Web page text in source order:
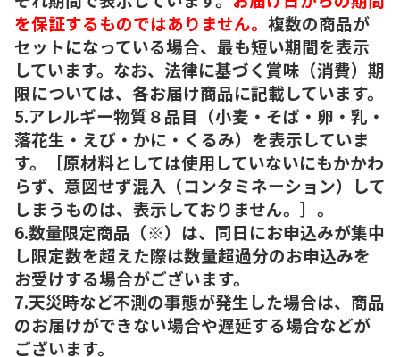
を保証するものではありません。 複数の商品が
セットになっている場合、最も短い期間を表示
しています。なお、法律に基づく賞味（消費）期
限については、各お届け商品に記載しています。
5.アレルギー物質８品目（小麦・そば・卵・乳・
落花生・えび・かに・くるみ）を表示していま
す。［原材料としては使用していないにもかかわ
らず、意図せず混入（コンタミネーション）して
しまうものは、表示しておりません。］。
6.数量限定商品（※）は、同日にお申込みが集中
し限定数を超えた際は数量超過分のお申込みを
お受けする場合がございます。
7.天災時など不測の事態が発生した場合は、商品
のお届けができない場合や遅延する場合などが
ございます。